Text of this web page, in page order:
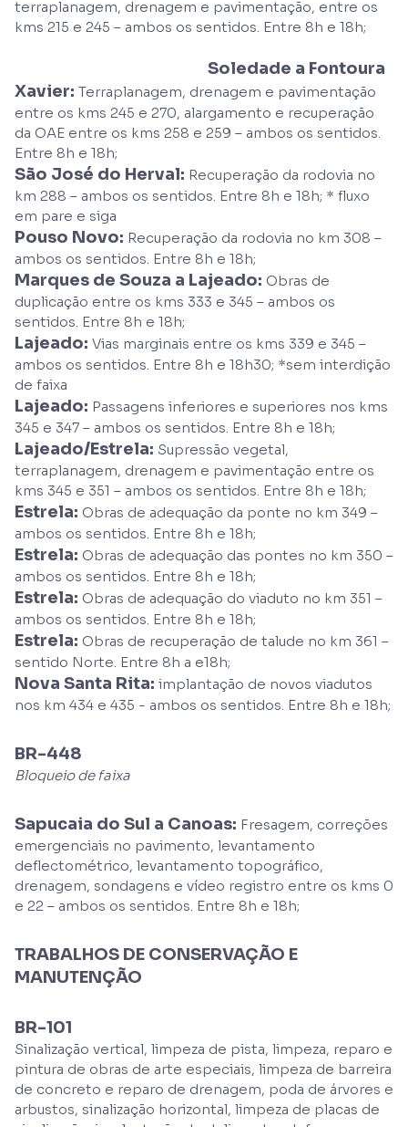
terraplanagem, drenagem e pavimentação, entre os
kms 215 e 245 – ambos os sentidos. Entre 8h e 18h;
Soledade a Fontoura
Xavier: Terraplanagem, drenagem e pavimentação
entre os kms 245 e 270, alargamento e recuperação
da OAE entre os kms 258 e 259 – ambos os sentidos.
Entre 8h e 18h;
São José do Herval: Recuperação da rodovia no
km 288 – ambos os sentidos. Entre 8h e 18h; * fluxo
em pare e siga
Pouso Novo: Recuperação da rodovia no km 308 –
ambos os sentidos. Entre 8h e 18h;
Marques de Souza a Lajeado: Obras de
duplicação entre os kms 333 e 345 – ambos os
sentidos. Entre 8h e 18h;
Lajeado: Vias marginais entre os kms 339 e 345 –
ambos os sentidos. Entre 8h e 18h30; *sem interdição
de faixa
Lajeado: Passagens inferiores e superiores nos kms
345 e 347 – ambos os sentidos. Entre 8h e 18h;
Lajeado/Estrela: Supressão vegetal,
terraplanagem, drenagem e pavimentação entre os
kms 345 e 351 – ambos os sentidos. Entre 8h e 18h;
Estrela: Obras de adequação da ponte no km 349 –
ambos os sentidos. Entre 8h e 18h;
Estrela: Obras de adequação das pontes no km 350 –
ambos os sentidos. Entre 8h e 18h;
Estrela: Obras de adequação do viaduto no km 351 –
ambos os sentidos. Entre 8h e 18h;
Estrela: Obras de recuperação de talude no km 361 –
sentido Norte. Entre 8h a e18h;
Nova Santa Rita: implantação de novos viadutos
nos km 434 e 435 - ambos os sentidos. Entre 8h e 18h;
BR-448
Bloqueio de faixa
Sapucaia do Sul a Canoas: Fresagem, correções
emergenciais no pavimento, levantamento
deflectométrico, levantamento topográfico,
drenagem, sondagens e vídeo registro entre os kms 0
e 22 – ambos os sentidos. Entre 8h e 18h;
TRABALHOS DE CONSERVAÇÃO E
MANUTENÇÃO
BR-101
Sinalização vertical, limpeza de pista, limpeza, reparo e
pintura de obras de arte especiais, limpeza de barreira
de concreto e reparo de drenagem, poda de árvores e
arbustos, sinalização horizontal, limpeza de placas de